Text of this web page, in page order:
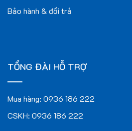
Bảo hành & đổi trả
TỔNG ĐÀI HỖ TRỢ
Mua hàng: 0936 186 222
CSKH: 0936 186 222